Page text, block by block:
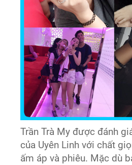
Trần Trà My được đánh
của Uyên Linh với chất
ấm áp và phiêu. Mặc dù